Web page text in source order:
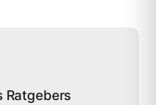
Ratgebers